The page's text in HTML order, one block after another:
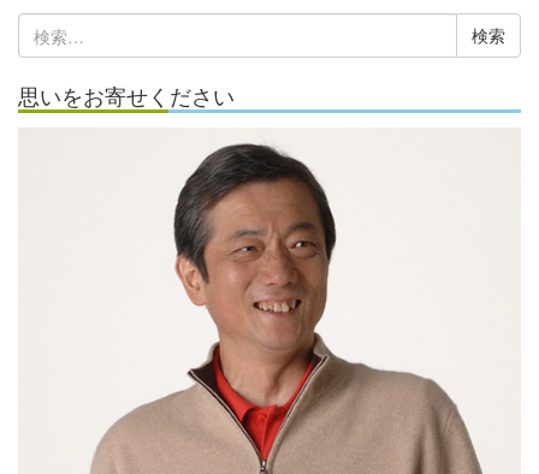
索:
思いをお寄せください